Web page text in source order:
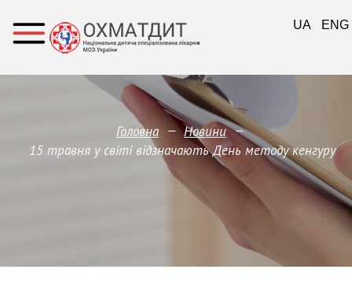
Головна — Новини —
15 травня у світі відзначають День методу кенгуру
UA ENG